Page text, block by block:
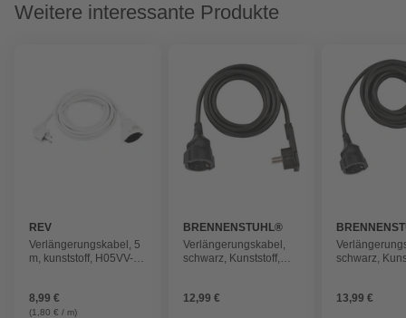
Weitere interessante Produkte
REV
Verlängerungskabel, 5
m, kunststoff, H05VV-F
8,99 €
(1,80 € / m)
BRENNENSTUHL®
Verlängerungskabel,
schwarz, Kunststoff,
12,99 €
schwarz,
13,99 €